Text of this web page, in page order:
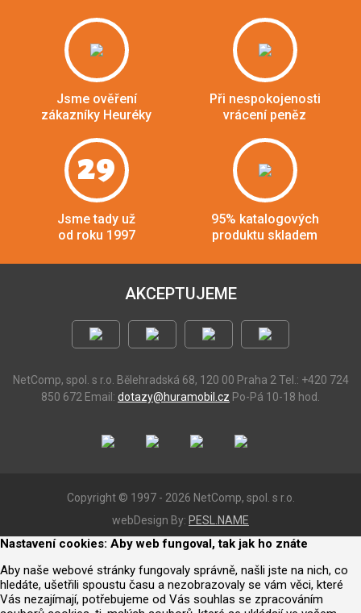
Jsme ověření
zákazníky Heuréky
Při nespokojenosti
vrácení peněz
29
Jsme tady už
od roku 1997
95% katalogových
produktu skladem
AKCEPTUJEME
NetComp, spol. s r.o. Bělehradská 68, 120 00 Praha 2 Tel.: +420 724
850 672 Email: dotazy@huramobil.cz Po-Pá 10-18 hod.
Copyright © 1997 - 2026 NetComp, spol. s r.o.
webDesign By: PESL.NAME
Nastavení cookies: Aby web fungoval, tak jak ho znáte
Aby naše webové stránky fungovaly správně, našli jste na nich, co
hledáte, ušetřili spoustu času a nezobrazovaly se vám věci, které
Vás nezajímají, potřebujeme od Vás souhlas se zpracováním